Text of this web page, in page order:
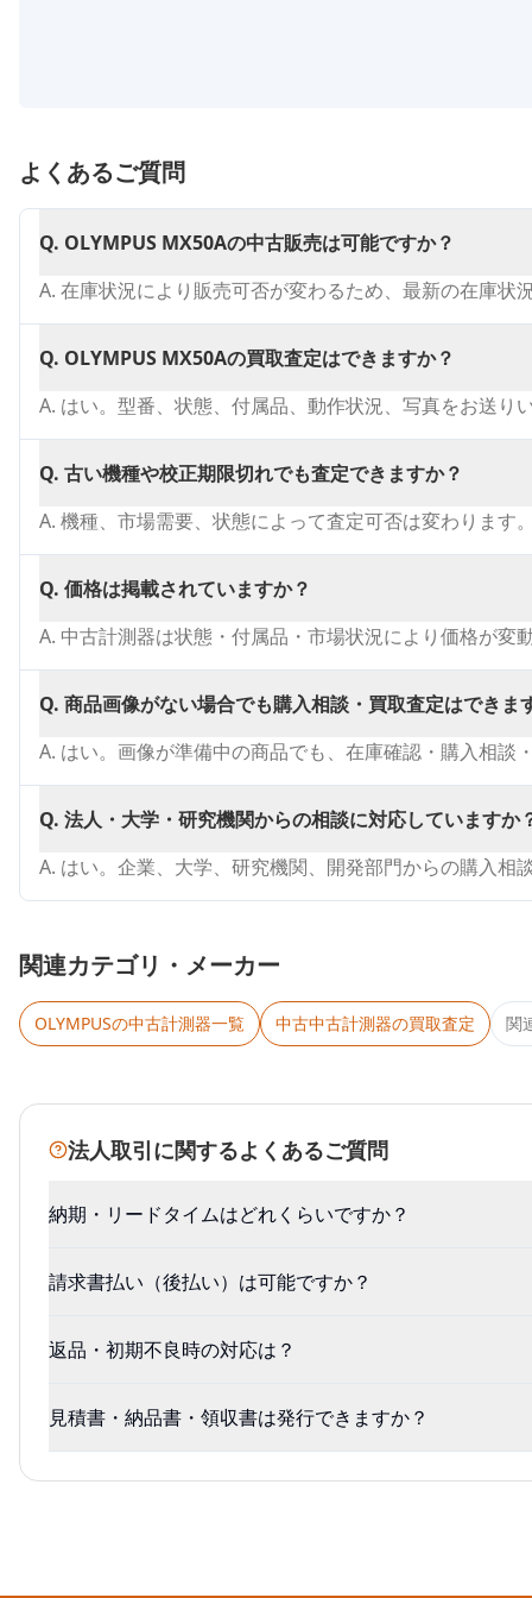
よくあるご質問
Q. OLYMPUS MX50Aの中古販売は可能ですか？
A. 在庫状況により販売可否が変わるため、最新の在庫状
Q. OLYMPUS MX50Aの買取査定はできますか？
A. はい。型番、状態、付属品、動作状況、写真をお送
Q. 古い機種や校正期限切れでも査定できますか？
A. 機種、市場需要、状態によって査定可否は変わります
Q. 価格は掲載されていますか？
A. 中古計測器は状態・付属品・市場状況により価格が変
Q. 商品画像がない場合でも購入相談・買取査定はできま
A. はい。画像が準備中の商品でも、在庫確認・購入相
Q. 法人・大学・研究機関からの相談に対応していますか
A. はい。企業、大学、研究機関、開発部門からの購入
関連カテゴリ・メーカー
OLYMPUSの中古計測器一覧 中古中古計測器の買取査定 関
法人取引に関するよくあるご質問
納期・リードタイムはどれくらいですか？
請求書払い（後払い）は可能ですか？
返品・初期不良時の対応は？
見積書・納品書・領収書は発行できますか？